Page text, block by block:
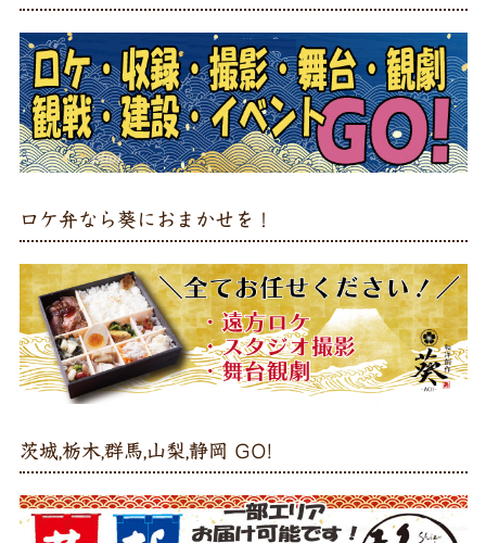
ロケ弁なら葵におまかせを！
茨城,栃木,群馬,山梨,静岡 GO!